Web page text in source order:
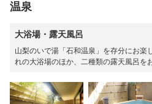
温泉
大浴場・露天風呂
山梨のいで湯「石和温泉」を存分にお楽
れの大浴場のほか、二種類の露天風呂を